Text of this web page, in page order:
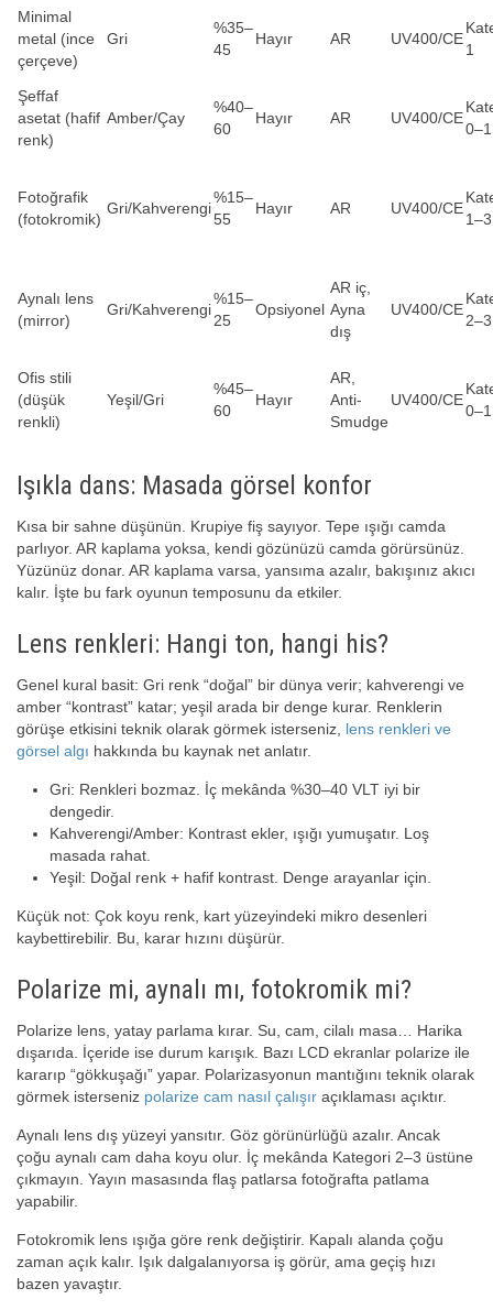
Minimal
metal (ince
çerçeve)
Gri
%35–
45
Hayır AR UV400/CE
1
Şeffaf
asetat (hafif
renk)
Amber/Çay
%40–
60
Hayır AR UV400/CE
0–1
Fotoğrafik
(fotokromik)
Gri/Kahverengi
%15–
55
Hayır AR UV400/CE
1–3
Aynalı lens
(mirror)
Gri/Kahverengi
%15–
25
Opsiyonel
AR iç,
Ayna
dış
UV400/CE
2–3
Ofis stili
(düşük
renkli)
Yeşil/Gri
%45–
60
Hayır
AR,
Anti-
Smudge
UV400/CE
0–1
Işıkla dans: Masada görsel konfor
Kısa bir sahne düşünün. Krupiye fiş sayıyor. Tepe ışığı camda
parlıyor. AR kaplama yoksa, kendi gözünüzü camda görürsünüz.
Yüzünüz donar. AR kaplama varsa, yansıma azalır, bakışınız akıcı
kalır. İşte bu fark oyunun temposunu da etkiler.
Lens renkleri: Hangi ton, hangi his?
Genel kural basit: Gri renk “doğal” bir dünya verir; kahverengi ve
amber “kontrast” katar; yeşil arada bir denge kurar. Renklerin
görüşe etkisini teknik olarak görmek isterseniz, lens renkleri ve
görsel algı hakkında bu kaynak net anlatır.
Gri: Renkleri bozmaz. İç mekânda %30–40 VLT iyi bir
dengedir.
Kahverengi/Amber: Kontrast ekler, ışığı yumuşatır. Loş
masada rahat.
Yeşil: Doğal renk + hafif kontrast. Denge arayanlar için.
Küçük not: Çok koyu renk, kart yüzeyindeki mikro desenleri
kaybettirebilir. Bu, karar hızını düşürür.
Polarize mi, aynalı mı, fotokromik mi?
Polarize lens, yatay parlama kırar. Su, cam, cilalı masa… Harika
dışarıda. İçeride ise durum karışık. Bazı LCD ekranlar polarize ile
kararıp “gökkuşağı” yapar. Polarizasyonun mantığını teknik olarak
görmek isterseniz polarize cam nasıl çalışır açıklaması açıktır.
Aynalı lens dış yüzeyi yansıtır. Göz görünürlüğü azalır. Ancak
çoğu aynalı cam daha koyu olur. İç mekânda Kategori 2–3 üstüne
çıkmayın. Yayın masasında flaş patlarsa fotoğrafta patlama
yapabilir.
Fotokromik lens ışığa göre renk değiştirir. Kapalı alanda çoğu
zaman açık kalır. Işık dalgalanıyorsa iş görür, ama geçiş hızı
bazen yavaştır.